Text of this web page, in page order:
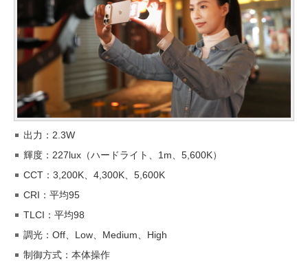
出力：2.3W
輝度：227lux（ハードライト、1m、5,600K）
CCT：3,200K、4,300K、5,600K
CRI：平均95
TLCI：平均98
調光：Off、Low、Medium、High
制御方式：本体操作